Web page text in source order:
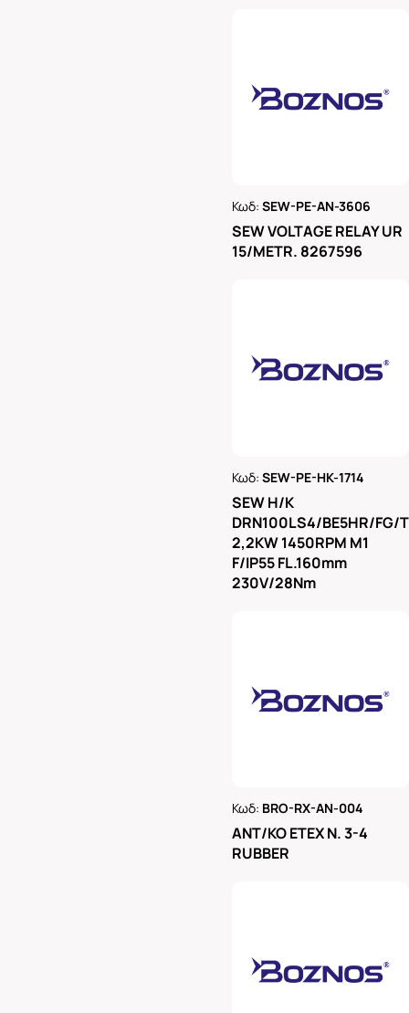
Κωδ:SEW-PE-AN-3606
SEW VOLTAGE RELAY UR
15/METR. 8267596
Κωδ:SEW-PE-HK-1714
SEW H/K
DRN100LS4/BE5HR/FG/
2,2KW 1450RPM M1
F/IP55 FL.160mm
230V/28Nm
Κωδ: BRO-RX-AN-004
ΑΝΤ/ΚΟ ΕΤΕΧ Ν. 3-4
RUBBER